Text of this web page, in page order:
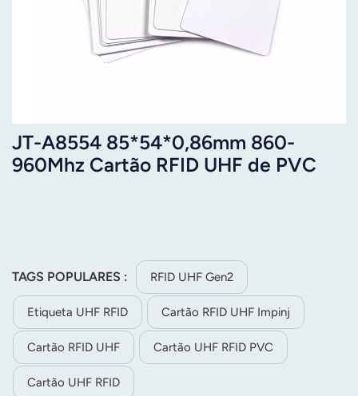
JT-A8554 85*54*0,86mm 860-
960Mhz Cartão RFID UHF de PVC
TAGS POPULARES : RFID UHF Gen2
Etiqueta UHF RFID Cartão RFID UHF Impinj
Cartão RFID UHF Cartão UHF RFID PVC
Cartão UHF RFID